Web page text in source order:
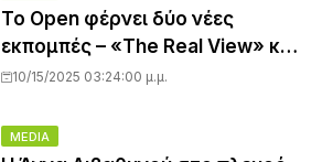
Το Open φέρνει δύο νέες
εκπομπές – «The Real View» και
«Ώρα για TV» κάνουν πρεμιέρα
10/15/2025 03:24:00 μ.μ.
MEDIA